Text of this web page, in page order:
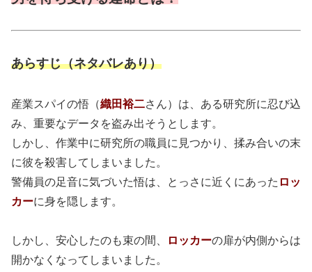
あらすじ（ネタバレあり）
産業スパイの悟（織田裕二さん）は、ある研究所に忍び込
み、重要なデータを盗み出そうとします。
しかし、作業中に研究所の職員に見つかり、揉み合いの末
に彼を殺害してしまいました。
警備員の足音に気づいた悟は、とっさに近くにあった ロッ
カーに身を隠します。
しかし、安心したのも束の間、 ロッカーの扉が内側からは
開かなくなってしまいました。